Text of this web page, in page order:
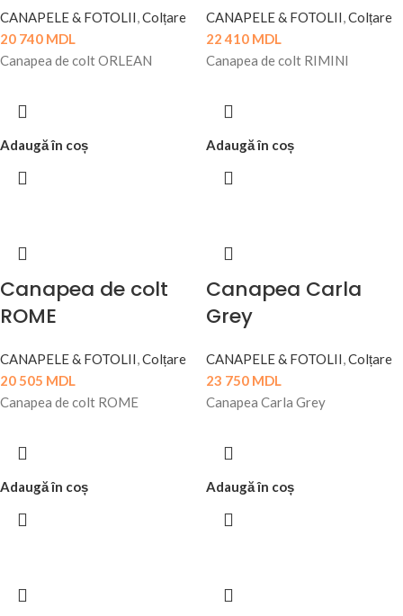
CANAPELE & FOTOLII,Colțare
20 740 MDL
Canapea de colt ORLEAN
Adaugă în coș
CANAPELE & FOTOLII,Colțare
22 410 MDL
Canapea de colt RIMINI
Adaugă în coș
Canapea de colt
ROME
CANAPELE & FOTOLII,Colțare
20 505 MDL
Canapea de colt ROME
Adaugă în coș
Canapea Carla
Grey
CANAPELE & FOTOLII,Colțare
23 750 MDL
Canapea Carla Grey
Adaugă în coș